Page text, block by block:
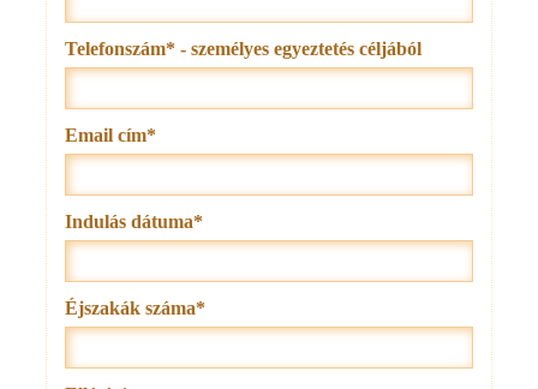
Telefonszám* - személyes egyeztetés céljából
Email cím*
Indulás dátuma*
Éjszakák száma*